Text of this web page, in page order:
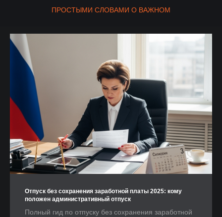
ПРОСТЫМИ СЛОВАМИ О ВАЖНОМ
Отпуск без сохранения заработной платы 2025: кому
положен административный отпуск
Полный гид по отпуску без сохранения заработной